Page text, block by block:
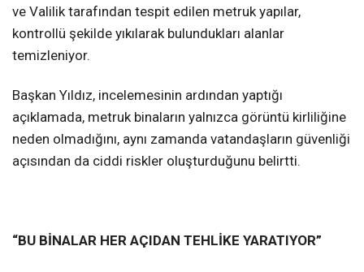
ve Valilik tarafından tespit edilen metruk yapılar,
kontrollü şekilde yıkılarak bulundukları alanlar
temizleniyor.
Başkan Yıldız, incelemesinin ardından yaptığı
açıklamada, metruk binaların yalnızca görüntü kirliliğine
neden olmadığını, aynı zamanda vatandaşların güvenliği
açısından da ciddi riskler oluşturduğunu belirtti.
“BU BİNALAR HER AÇIDAN TEHLİKE YARATIYOR”